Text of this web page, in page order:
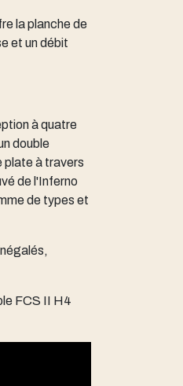
la planche de
et un débit
à quatre
double
plate à travers
de l'Inferno
de types et
FCS II H4